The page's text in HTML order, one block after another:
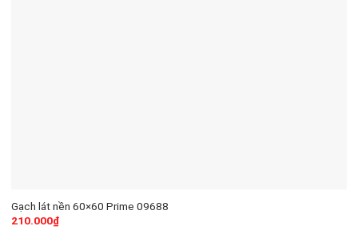
Gạch lát nền 60×60 Prime 09688
210.000₫